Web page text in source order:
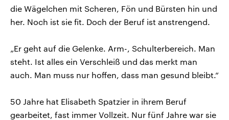
die Wägelchen mit Scheren, Fön und Bürsten hin und
her. Noch ist sie fit. Doch der Beruf ist anstrengend.
„Er geht auf die Gelenke. Arm-, Schulterbereich. Man
steht. Ist alles ein Verschleiß und das merkt man
auch. Man muss nur hoffen, dass man gesund bleibt.“
50 Jahre hat Elisabeth Spatzier in ihrem Beruf
gearbeitet, fast immer Vollzeit. Nur fünf Jahre war sie